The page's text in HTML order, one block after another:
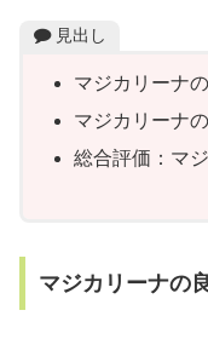
見出し
マジカリーナ
マジカリーナ
総合評価：マ
マジカリーナの